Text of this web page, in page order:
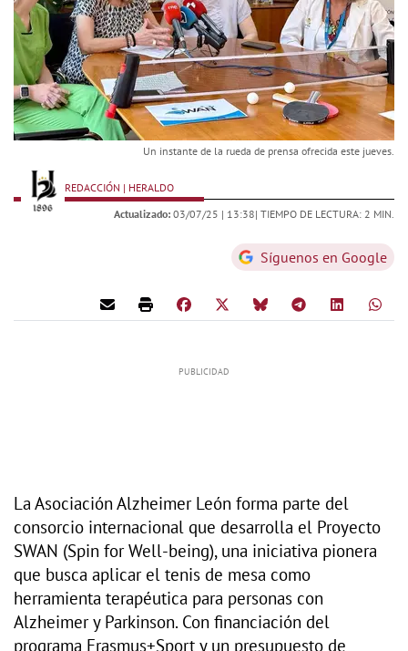
Un instante de la rueda de prensa ofrecida este jueves.
REDACCIÓN | HERALDO
Actualizado: 03/07/25 | 13:38| TIEMPO DE LECTURA: 2 MIN.
Síguenos en Google
La Asociación Alzheimer León forma parte del
consorcio internacional que desarrolla el Proyecto
SWAN (Spin for Well-being), una iniciativa pionera
que busca aplicar el tenis de mesa como
herramienta terapéutica para personas con
Alzheimer y Parkinson. Con financiación del
programa Erasmus+Sport y un presupuesto de